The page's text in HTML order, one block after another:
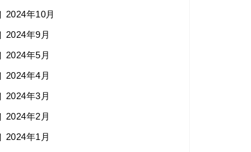
2024年10月
2024年9月
2024年5月
2024年4月
2024年3月
2024年2月
2024年1月